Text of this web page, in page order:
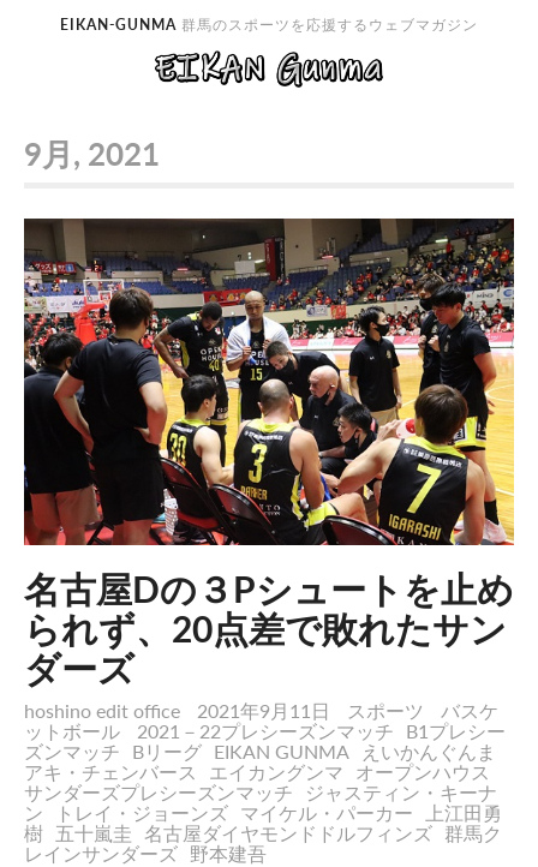
EIKAN-GUNMA 群馬のスポーツを応援するウェブマガジン
9月, 2021
名古屋Dの３Pシュートを止め
られず、20点差で敗れたサン
ダーズ
hoshino edit office 2021年9月11日 スポーツ
バスケ
ットボール
2021－22プレシーズンマッチ
B1プレシー
ズンマッチ
Bリーグ EIKAN GUNMA
えいかんぐんま
アキ・チェンバース
エイカングンマ
オープンハウス
サンダーズプレシーズンマッチ
ジャスティン・キーナ
ン
トレイ・ジョーンズ マイケル・パーカー
上江田勇
樹 五十嵐圭 名古屋ダイヤモンドドルフィンズ 群馬ク
レインサンダーズ 野本建吾